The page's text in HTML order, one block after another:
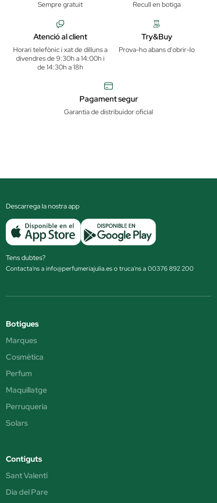
Sempre gratuit Recull en botiga
Atenció al client
Horari telefònic i xat de dilluns a
divendres de 9:30h a 14:00h i
de 14:30h a 18h
Try&Buy
Prova-ho abans d'obrir-lo
Pagament segur
Garantia de distribuidor oficial
Descarrega la nostra app
Tens dubtes?
Contacta'ns a info@perfumeriajulia.es o truca'ns a 00376 892 200
Botigues
Marques
Cosmètica
Perfum
Maquillatge
Perruqueria
Solars
Contiguts
Sant Valentí
Dia del Pare